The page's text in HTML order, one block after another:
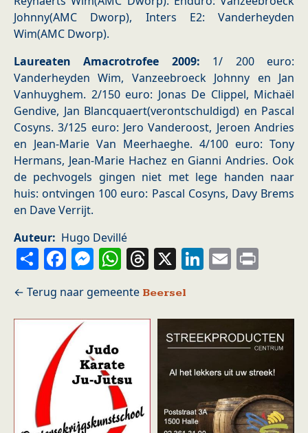
Johnny(AMC Dworp), Inters E2: Vanderheyden
Wim(AMC Dworp).
Laureaten Amacrotrofee 2009: 1/ 200 euro:
Vanderheyden Wim, Vanzeebroeck Johnny en Jan
Vanhuyghem. 2/150 euro: Jonas De Clippel, Michaël
Gendive, Jan Blancquaert(verontschuldigd) en Pascal
Cosyns. 3/125 euro: Jero Vanderoost, Jeroen Andries
en Jean-Marie Van Meerhaeghe. 4/100 euro: Tony
Hermans, Jean-Marie Hachez en Gianni Andries. Ook
de pechvogels gingen niet met lege handen naar
huis: ontvingen 100 euro: Pascal Cosyns, Davy Brems
en Dave Verrijt.
Auteur
Hugo Devillé
ShareFacebook
Messenger
WhatsApp
Threads
X LinkedIn
Email
Beersel